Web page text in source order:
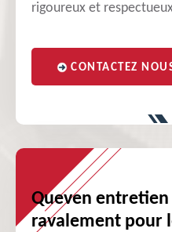
rigoureux et
CONTACTEZ
Queven
ravalement pour